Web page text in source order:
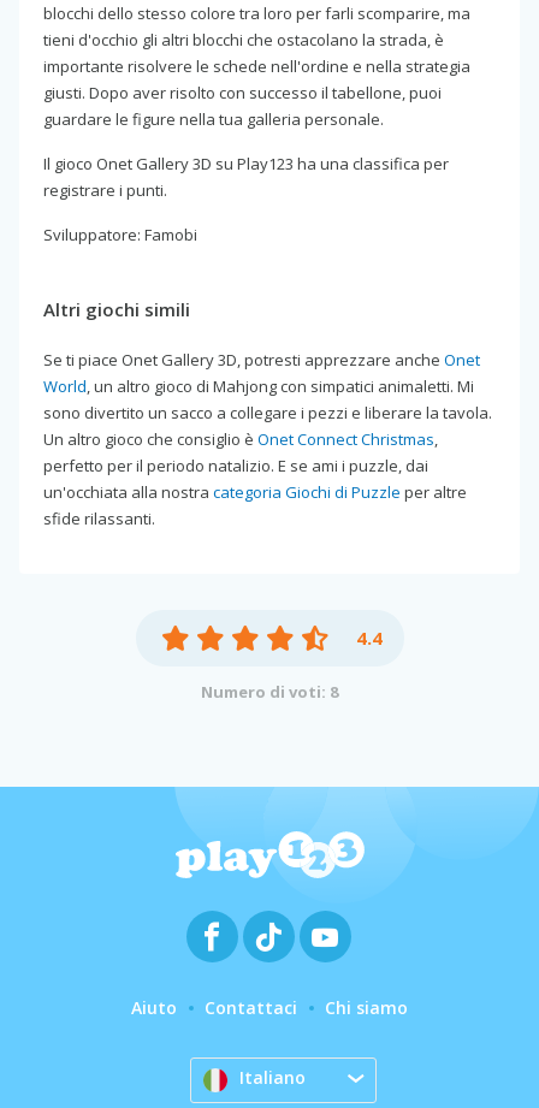
blocchi dello stesso colore tra loro per farli scomparire, ma
tieni d'occhio gli altri blocchi che ostacolano la strada, è
importante risolvere le schede nell'ordine e nella strategia
giusti. Dopo aver risolto con successo il tabellone, puoi
guardare le figure nella tua galleria personale.
Il gioco Onet Gallery 3D su Play123 ha una classifica per
registrare i punti.
Sviluppatore: Famobi
Altri giochi simili
Se ti piace Onet Gallery 3D, potresti apprezzare anche Onet
World, un altro gioco di Mahjong con simpatici animaletti. Mi
sono divertito un sacco a collegare i pezzi e liberare la tavola.
Un altro gioco che consiglio è Onet Connect Christmas,
perfetto per il periodo natalizio. E se ami i puzzle, dai
un'occhiata alla nostra categoria Giochi di Puzzle per altre
sfide rilassanti.
4.4
Numero di voti: 8
Aiuto Contattaci Chi siamo
Italiano